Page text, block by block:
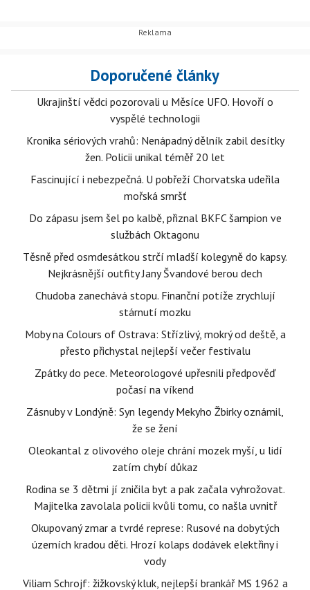
Doporučené články
Ukrajinští vědci pozorovali u Měsíce UFO. Hovoří o
vyspělé technologii
Kronika sériových vrahů: Nenápadný dělník zabil desítky
žen. Policii unikal téměř 20 let
Fascinující i nebezpečná. U pobřeží Chorvatska udeřila
mořská smršť
Do zápasu jsem šel po kalbě, přiznal BKFC šampion ve
službách Oktagonu
Těsně před osmdesátkou strčí mladší kolegyně do kapsy.
Nejkrásnější outfity Jany Švandové berou dech
Chudoba zanechává stopu. Finanční potíže zrychlují
stárnutí mozku
Moby na Colours of Ostrava: Střízlivý, mokrý od deště, a
přesto přichystal nejlepší večer festivalu
Zpátky do pece. Meteorologové upřesnili předpověď
počasí na víkend
Zásnuby v Londýně: Syn legendy Mekyho Žbirky oznámil,
že se žení
Oleokantal z olivového oleje chrání mozek myší, u lidí
zatím chybí důkaz
Rodina se 3 dětmi jí zničila byt a pak začala vyhrožovat.
Majitelka zavolala policii kvůli tomu, co našla uvnitř
Okupovaný zmar a tvrdé represe: Rusové na dobytých
územích kradou děti. Hrozí kolaps dodávek elektřiny i
vody
Viliam Schrojf: žižkovský kluk, nejlepší brankář MS 1962 a